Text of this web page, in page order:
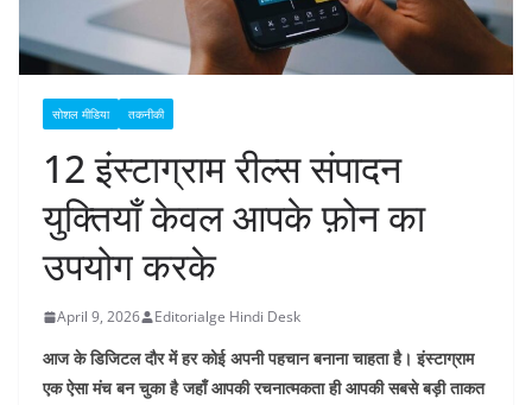
सोशल मीडिया तकनीकी
12 इंस्टाग्राम रील्स संपादन
युक्तियाँ केवल आपके फ़ोन का
उपयोग करके
April 9, 2026 Editorialge Hindi Desk
आज के डिजिटल दौर में हर कोई अपनी पहचान बनाना चाहता है। इंस्टाग्राम
एक ऐसा मंच बन चुका है जहाँ आपकी रचनात्मकता ही आपकी सबसे बड़ी ताकत